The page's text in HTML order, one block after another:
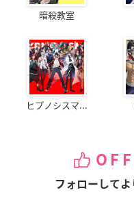
暗殺教室
ヒプノシスマ...
フォローしてよ